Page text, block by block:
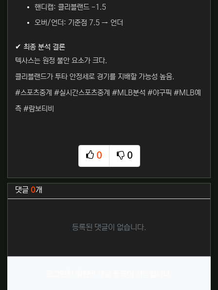
핸디캡: 클리블랜드 -1.5
오버/언더: 기준점 7.5 → 언더
✔ 최종 분석 결론
텍사스는 원정 불안 요소가 크다.
클리블랜드가 투타 안정세로 경기를 지배할 가능성 높음.
#스포츠중계 #실시간스포츠중계 #MLB분석 #야구픽 #MLB예
측 #람보티비
0
추천
0
비추천
관련자료
댓글 0개
등록된 댓글이 없습니다.